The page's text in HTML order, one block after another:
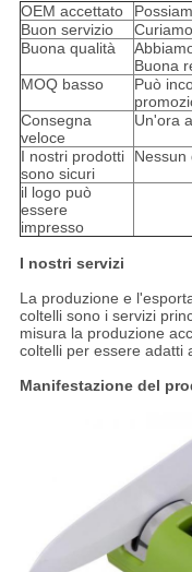
OEM accettato
Buon servizio
Buona qualità
Buona
MOQ basso
Può
Consegna
veloce
Un'ora
I nostri prodotti
sono sicuri
Nessun
il logo può
essere
impresso
I nostri servizi
La produzione e
coltelli sono i servizi
misura la produzione
coltelli per essere adatti
Manifestazione del